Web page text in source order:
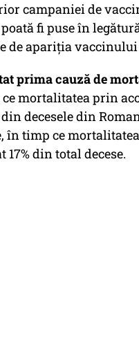
campaniei de
fi puse în
de apariția vaccinului
prima cauză de
ce mortalitatea prin
din decesele din
în timp ce
din total decese.